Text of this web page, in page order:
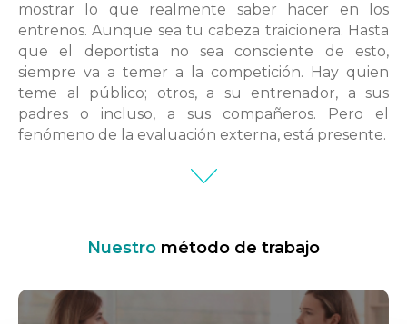
mostrar lo que realmente saber hacer en los
entrenos. Aunque sea tu cabeza traicionera. Hasta
que el deportista no sea consciente de esto,
siempre va a temer a la competición. Hay quien
teme al público; otros, a su entrenador, a sus
padres o incluso, a sus compañeros. Pero el
fenómeno de la evaluación externa, está presente.
Nuestro método de trabajo